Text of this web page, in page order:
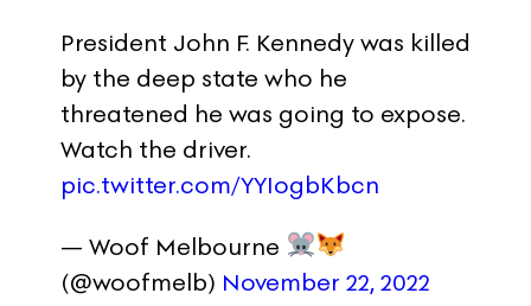
President John F. Kennedy was killed
by the deep state who he
threatened he was going to expose.
Watch the driver.
pic.twitter.com/YYIogbKbcn
— Woof Melbourne
(@woofmelb) November 22, 2022